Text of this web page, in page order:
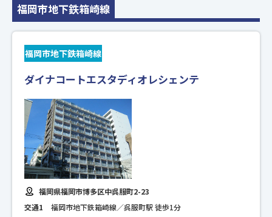
福岡市地下鉄箱崎線
福岡市地下鉄箱崎線
ダイナコートエスタディオレシェンテ
福岡県福岡市博多区中呉服町2-23
交通1
福岡市地下鉄箱崎線／呉服町駅 徒歩1分